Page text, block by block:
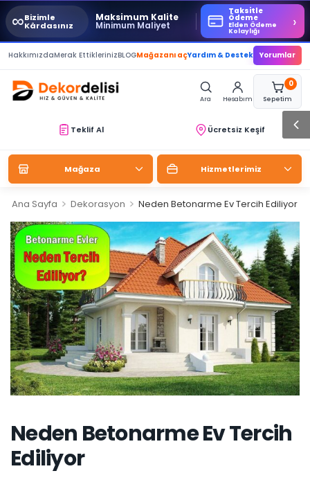
∞Bizimle
Kârdasınız
Maksimum Kalite
Minimum Maliyet
Taksitle
Ödeme
Elden Ödeme
Kolaylığı
›
HakkımızdaMerak EttiklerinizBLOGMağazanı açYardım & Destek Yorumlar
Ara Hesabım
0
Sepetim
Teklif Al Ücretsiz Keşif
Mağaza Hizmetlerimiz
Ana Sayfa > Dekorasyon > Neden Betonarme Ev Tercih Ediliyor
Neden Betonarme Ev Tercih
Ediliyor